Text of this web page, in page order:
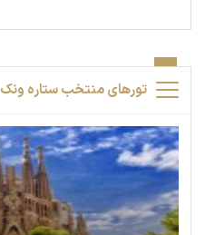
تورهای منتخب ستاره ونک